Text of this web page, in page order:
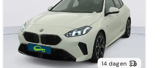
14 dagen